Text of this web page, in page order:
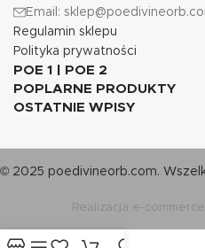
Email:
Regulamin sklepu
Polityka prywatności
POE 1 | POE 2
POPLARNE PRODUKTY
OSTATNIE WPISY
© 2025 poedivineorb.com.
Realizacja e-